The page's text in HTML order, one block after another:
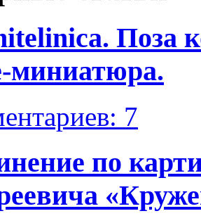
Поза
миниатюра.
7
по